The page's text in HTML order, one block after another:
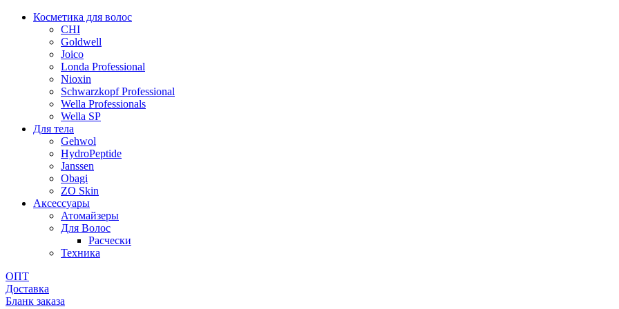
Косметика для волос
CHI
Goldwell
Joico
Londa Professional
Nioxin
Schwarzkopf Professional
Wella Professionals
Wella SP
Для тела
Gehwol
HydroPeptide
Janssen
Obagi
ZO Skin
Aксессуары
Атомайзеры
Для Волос
Расчески
Техника
ОПТ
Доставка
Бланк заказа